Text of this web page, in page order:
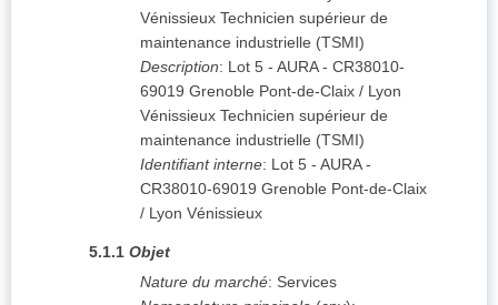
Vénissieux Technicien supérieur de
maintenance industrielle (TSMI)
Description: Lot 5 - AURA - CR38010-
69019 Grenoble Pont-de-Claix / Lyon
Vénissieux Technicien supérieur de
maintenance industrielle (TSMI)
Identifiant interne: Lot 5 - AURA -
CR38010-69019 Grenoble Pont-de-Claix
/ Lyon Vénissieux
5.1.1 Objet
Nature du marché: Services